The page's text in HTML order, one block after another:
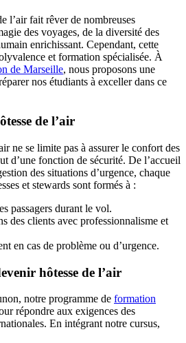
l’air fait rêver de nombreuses
des voyages, de la diversité des
enrichissant. Cependant, cette
et formation spécialisée. À
de Marseille, nous proposons une
nos étudiants à exceller dans ce
de l’air
ne se limite pas à assurer le confort des
d’une fonction de sécurité. De l’accueil
des situations d’urgence, chaque
et stewards sont formés à :
passagers durant le vol.
des clients avec professionnalisme et
en cas de problème ou d’urgence.
hôtesse de l’air
notre programme de formation
répondre aux exigences des
En intégrant notre cursus,